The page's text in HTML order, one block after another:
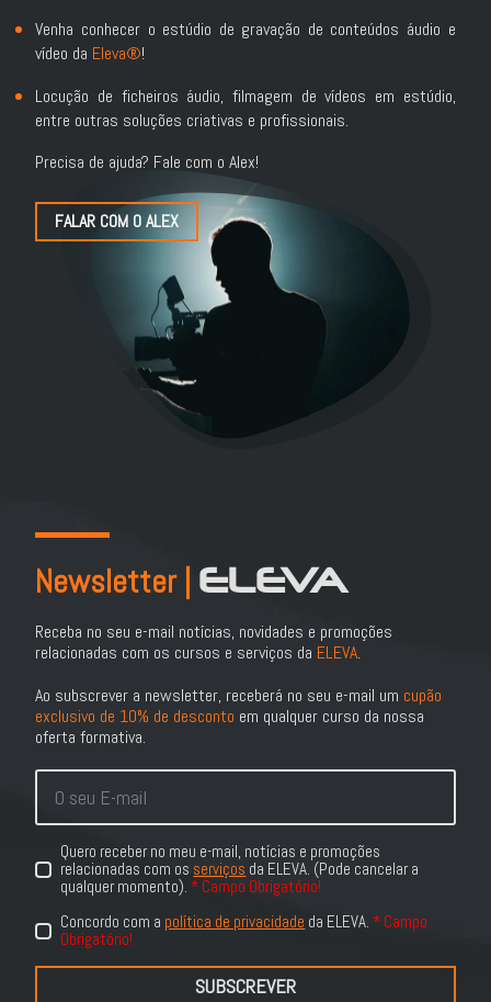
Venha conhecer o estúdio de gravação de conteúdos áudio e
vídeo da Eleva®!
Locução de ficheiros áudio, filmagem de vídeos em estúdio,
entre outras soluções criativas e profissionais.
Precisa de ajuda? Fale com o Alex!
FALAR COM O ALEX
Newsletter | ELEVA
Receba no seu e-mail notícias, novidades e promoções
relacionadas com os cursos e serviços da ELEVA.
Ao subscrever a newsletter, receberá no seu e-mail um cupão
exclusivo de 10% de desconto em qualquer curso da nossa
oferta formativa.
E-
Mail
*
RGPDQuero receber no meu e-mail, notícias e promoções
relacionadas com os serviços da ELEVA. (Pode cancelar a
qualquer momento). * Campo Obrigatório!
Política
de
Concordo com a política de privacidade da ELEVA.* Campo
Obrigatório!
SUBSCREVER